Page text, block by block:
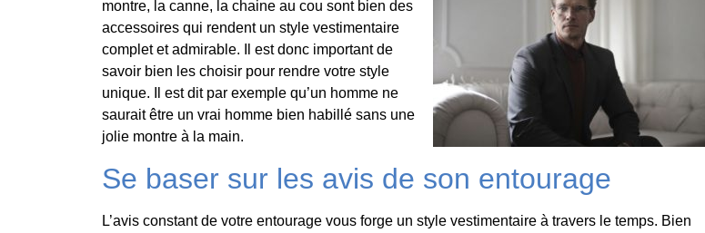
montre, la canne, la chaine au cou sont bien des
accessoires qui rendent un style vestimentaire
complet et admirable. Il est donc important de
savoir bien les choisir pour rendre votre style
unique. Il est dit par exemple qu’un homme ne
saurait être un vrai homme bien habillé sans une
jolie montre à la main.
Se baser sur les avis de son entourage
L’avis constant de votre entourage vous forge un style vestimentaire à travers le temps. Bien